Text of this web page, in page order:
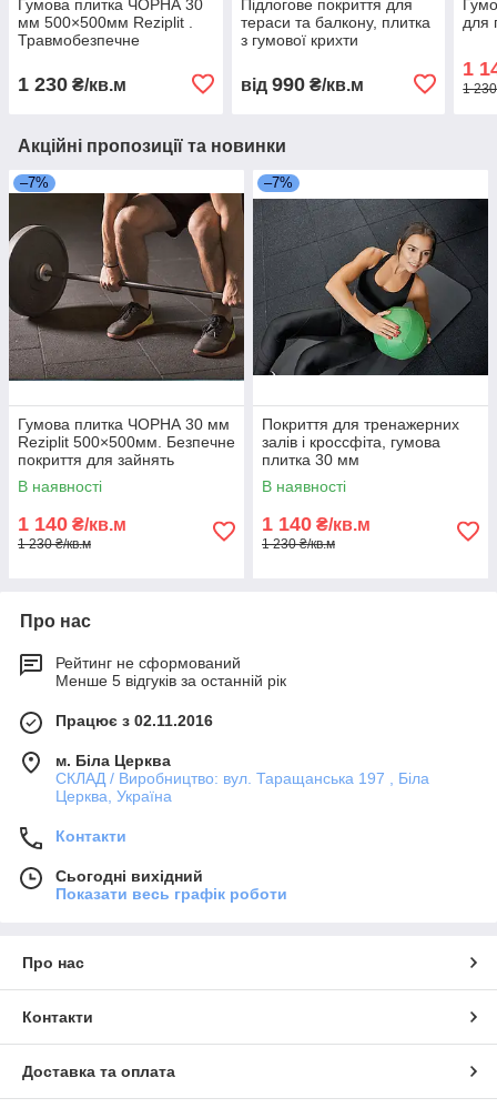
Гумова плитка ЧОРНА 30
мм 500×500мм Reziplit .
Травмобезпечне
1 230 ₴/кв.м
Підлогове покриття для
тераси та балкону, плитка
з гумової крихти
від 990₴/кв.м
для
1
1
Акційні пропозиції та новинки
–7%
Гумова плитка ЧОРНА 30 мм
Reziplit 500×500мм. Безпечне
покриття для зайнять
спортом
В наявності
1 140 ₴/кв.м
1 230 ₴/кв.м
–7%
Покриття для тренажерних
залів і кроссфіта, гумова
плитка 30 мм
В наявності
1 140 ₴/кв.м
1 230 ₴/кв.м
Про нас
Рейтинг не сформований
Менше 5 відгуків за останній рік
Працює з 02.11.2016
м. Біла Церква
СКЛАД / Виробництво: вул. Таращанська 197 , Біла
Церква, Україна
Контакти
Сьогодні вихідний
Показати весь графік роботи
Про нас
Контакти
Доставка та оплата